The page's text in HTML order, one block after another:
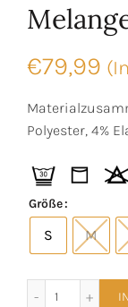
€79,99
Polyester, 4%
Größe
S M